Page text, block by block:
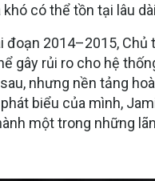
có thể tồn tại lâu
đoạn 2014–2015,
gây rủi ro cho hệ
nhưng nền tảng
biểu của mình,
một trong những